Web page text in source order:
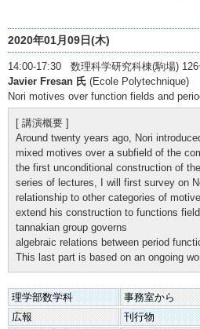
2020年01月09日(木)
14:00-17:30 数理科学研究科棟(駒場) 126
Javier Fresan 氏 (Ecole Polytechnique)
Nori motives over function fields and
[ 講演概要 ]
Around twenty years ago, Nori
mixed motives over a subfield of the
the first unconditional construction of
series of lectures, I will first survey on
relationship to other categories of
extend his construction to functions
tannakian group governs
algebraic relations between period
This last part is based on an ongoing
理学部数学科 事務室から
広報
刊行物